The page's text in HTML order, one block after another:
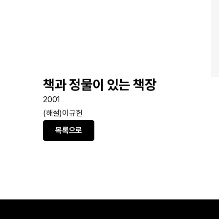
책과 정물이 있는 책장
2001
(해설)이규헌
목록으로